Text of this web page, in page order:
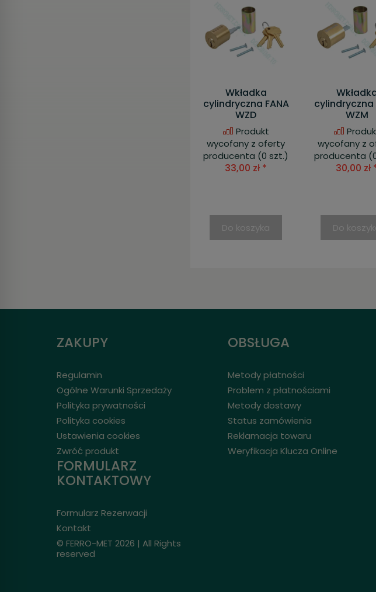
Wkładka
cylindryczna FANA
WZD
Produkt
wycofany z oferty
producenta (0 szt.)
33,00 zł *
Do koszyka
cylindryczna
WZM
wycofany z
producenta
30,00 zł
Do
ZAKUPY
Regulamin
Ogólne Warunki Sprzedaży
Polityka prywatności
Polityka cookies
Ustawienia cookies
Zwróć produkt
OBSŁUGA
Metody płatności
Problem z płatnościami
Metody dostawy
Status zamówienia
Reklamacja towaru
Weryfikacja Klucza Online
FORMULARZ
KONTAKTOWY
Formularz Rezerwacji
Kontakt
© FERRO-MET 2026 | All Rights
reserved